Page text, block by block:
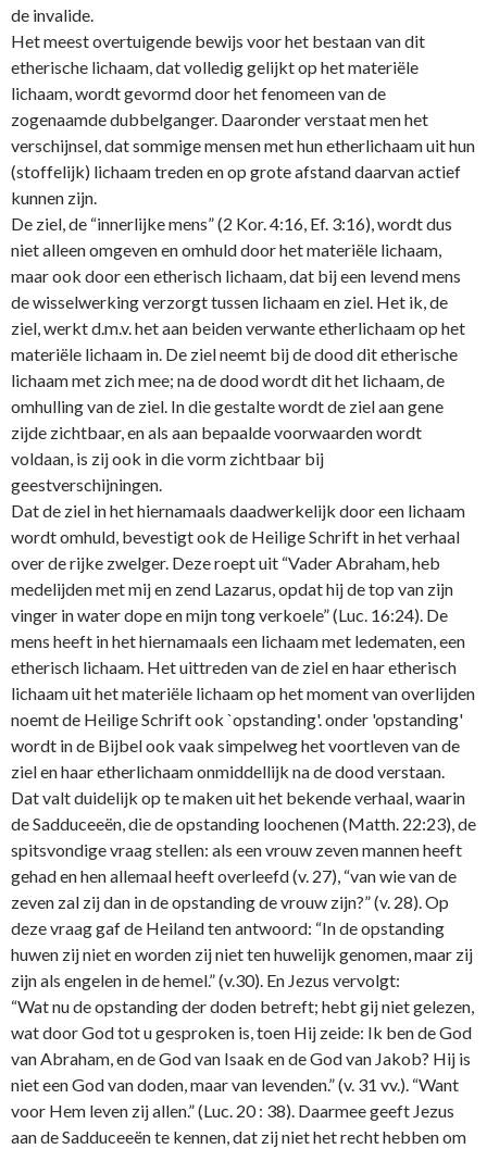
de invalide.
Het meest overtuigende bewijs voor het bestaan van dit
etherische lichaam, dat volledig gelijkt op het materiële
lichaam, wordt gevormd door het fenomeen van de
zogenaamde dubbelganger. Daaronder verstaat men het
verschijnsel, dat sommige mensen met hun etherlichaam uit hun
(stoffelijk) lichaam treden en op grote afstand daarvan actief
kunnen zijn.
De ziel, de “innerlijke mens” (2 Kor. 4:16, Ef. 3:16), wordt dus
niet alleen omgeven en omhuld door het materiële lichaam,
maar ook door een etherisch lichaam, dat bij een levend mens
de wisselwerking verzorgt tussen lichaam en ziel. Het ik, de
ziel, werkt d.m.v. het aan beiden verwante etherlichaam op het
materiële lichaam in. De ziel neemt bij de dood dit etherische
lichaam met zich mee; na de dood wordt dit het lichaam, de
omhulling van de ziel. In die gestalte wordt de ziel aan gene
zijde zichtbaar, en als aan bepaalde voorwaarden wordt
voldaan, is zij ook in die vorm zichtbaar bij
geestverschijningen.
Dat de ziel in het hiernamaals daadwerkelijk door een lichaam
wordt omhuld, bevestigt ook de Heilige Schrift in het verhaal
over de rijke zwelger. Deze roept uit “Vader Abraham, heb
medelijden met mij en zend Lazarus, opdat hij de top van zijn
vinger in water dope en mijn tong verkoele” (Luc. 16:24). De
mens heeft in het hiernamaals een lichaam met ledematen, een
etherisch lichaam. Het uittreden van de ziel en haar etherisch
lichaam uit het materiële lichaam op het moment van overlijden
noemt de Heilige Schrift ook `opstanding'. o­nder 'opstanding'
wordt in de Bijbel ook vaak simpelweg het voortleven van de
ziel en haar etherlichaam o­nmiddellijk na de dood verstaan.
Dat valt duidelijk op te maken uit het bekende verhaal, waarin
de Sadduceeën, die de opstanding loochenen (Matth. 22:23), de
spitsvondige vraag stellen: als een vrouw zeven mannen heeft
gehad en hen allemaal heeft overleefd (v. 27), “van wie van de
zeven zal zij dan in de opstanding de vrouw zijn?” (v. 28). Op
deze vraag gaf de Heiland ten antwoord: “In de opstanding
huwen zij niet en worden zij niet ten huwelijk genomen, maar zij
zijn als engelen in de hemel.” (v.30). En Jezus vervolgt:
“Wat nu de opstanding der doden betreft; hebt gij niet gelezen,
wat door God tot u gesproken is, toen Hij zeide: Ik ben de God
van Abraham, en de God van Isaak en de God van Jakob? Hij is
niet een God van doden, maar van levenden.” (v. 31 vv.). “Want
voor Hem leven zij allen.” (Luc. 20 : 38). Daarmee geeft Jezus
aan de Sadduceeën te kennen, dat zij niet het recht hebben om